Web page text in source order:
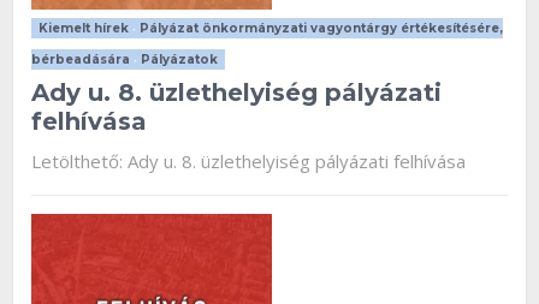
Kiemelt hírek • Pályázat önkormányzati vagyontárgy értékesítésére,
bérbeadására • Pályázatok
Ady u. 8. üzlethelyiség pályázati
felhívása
Letölthető: Ady u. 8. üzlethelyiség pályázati felhívása